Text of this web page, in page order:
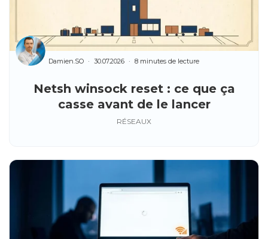
Netsh winsock reset : ce que ça
casse avant de le lancer
Damien.SO 30.07.2026 8 minutes de lecture
RÉSEAUX